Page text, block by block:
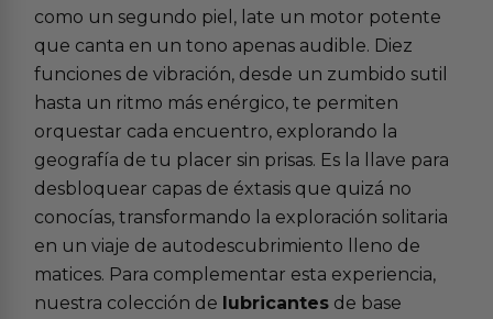
como un segundo piel, late un motor potente
que canta en un tono apenas audible. Diez
funciones de vibración, desde un zumbido sutil
hasta un ritmo más enérgico, te permiten
orquestar cada encuentro, explorando la
geografía de tu placer sin prisas. Es la llave para
desbloquear capas de éxtasis que quizá no
conocías, transformando la exploración solitaria
en un viaje de autodescubrimiento lleno de
matices. Para complementar esta experiencia,
nuestra colección de lubricantes de base